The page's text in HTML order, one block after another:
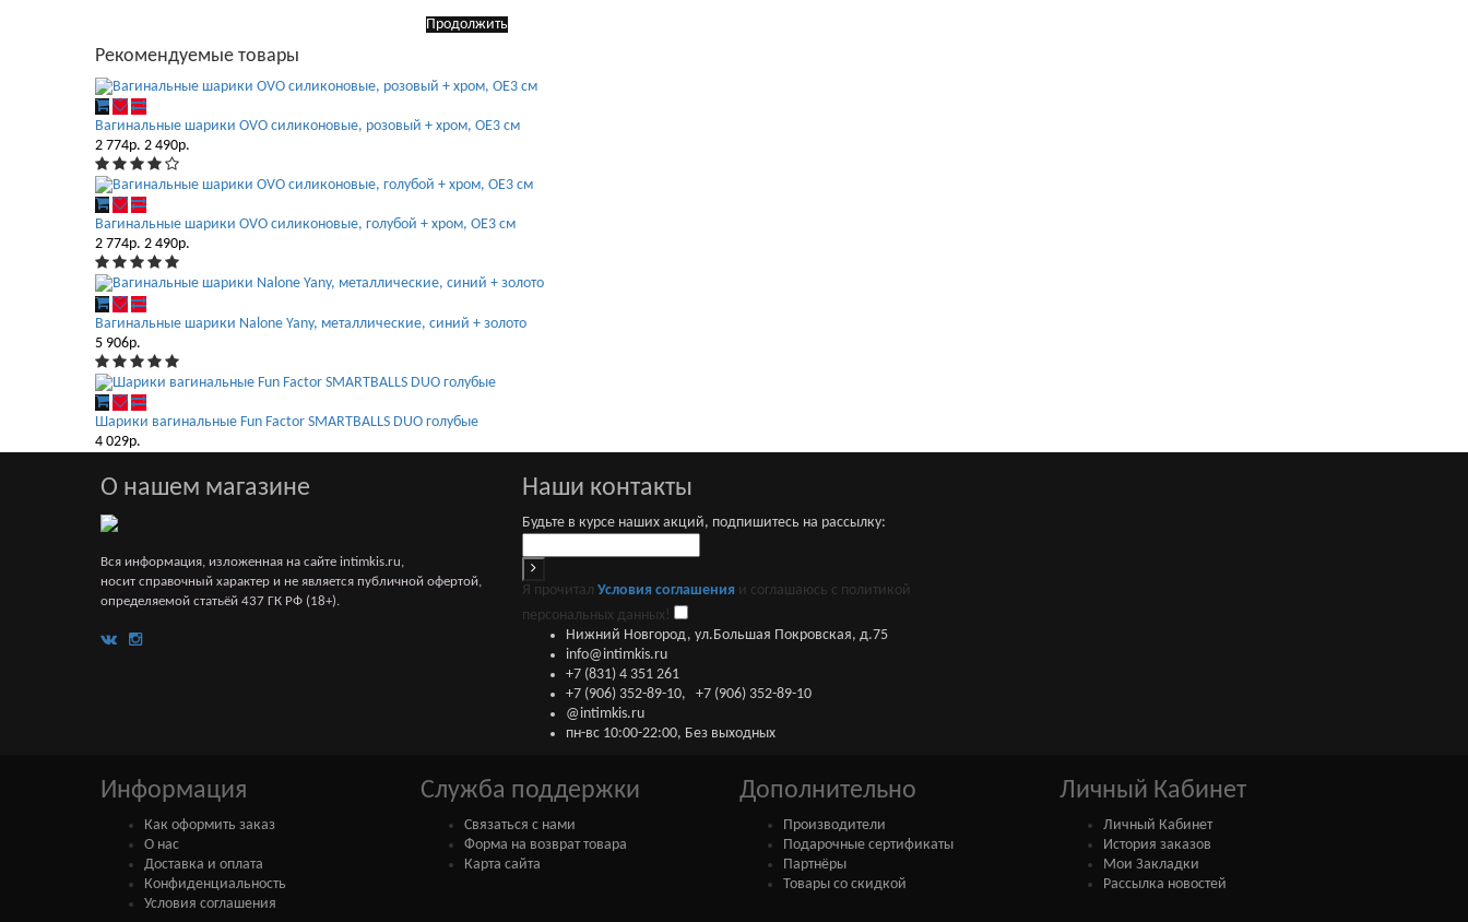
Продолжить
Рекомендуемые товары
Вагинальные шарики OVO силиконовые, розовый + хром, OE3 см
2 774р. 2 490р.
Вагинальные шарики OVO силиконовые, голубой + хром, OE3 см
2 774р. 2 490р.
Вагинальные шарики Nalone Yany, металлические, синий + золото
5 906р.
Шарики вагинальные Fun Factor SMARTBALLS DUO голубые
4 029р.
О нашем магазине
Вся информация, изложенная на сайте intimkis.ru,
носит справочный характер и не является публичной офертой,
определяемой статьёй 437 ГК РФ (18+).
Наши контакты
Будьте в курсе наших акций, подпишитесь на рассылку:
Я прочиталУсловия соглашения и соглашаюсь с политикой
персональных данных!
Нижний Новгород, ул.Большая Покровская, д.75
info@intimkis.ru
+7 (831) 4 351 261
+7 (906) 352-89-10,+7 (906) 352-89-10
@intimkis.ru
пн-вс 10:00-22:00, Без выходных
Информация
Как оформить заказ
О нас
Доставка и оплата
Конфиденциальность
Условия соглашения
Служба поддержки
Связаться с нами
Форма на возврат товара
Карта сайта
Дополнительно
Производители
Подарочные сертификаты
Партнёры
Товары со скидкой
Личный Кабинет
Личный Кабинет
История заказов
Мои Закладки
Рассылка новостей